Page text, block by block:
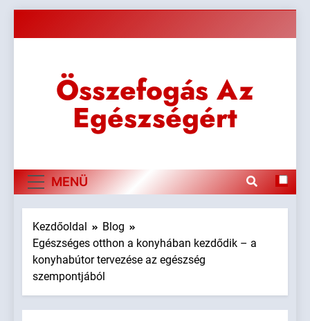
Összefogás Az
Egészségért
MENÜ
Kezdőoldal
Blog
Egészséges otthon a konyhában kezdődik – a
konyhabútor tervezése az egészség
szempontjából